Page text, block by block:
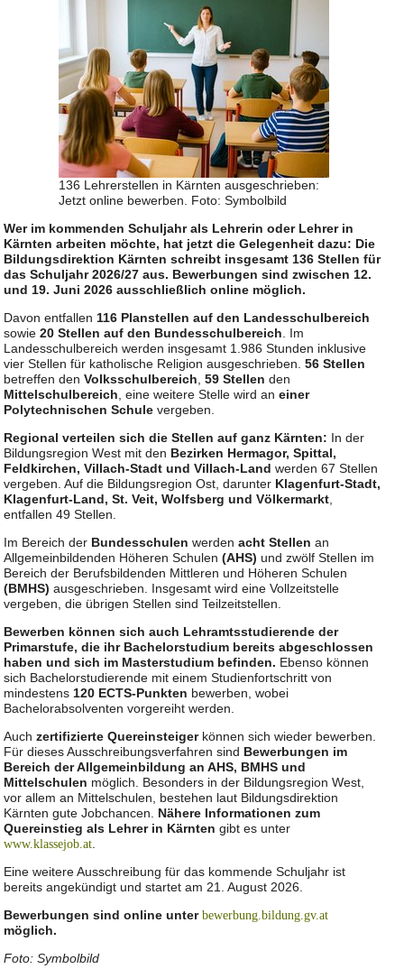
136 Lehrerstellen in Kärnten ausgeschrieben:
Jetzt online bewerben. Foto: Symbolbild
Wer im kommenden Schuljahr als Lehrerin oder Lehrer in
Kärnten arbeiten möchte, hat jetzt die Gelegenheit dazu: Die
Bildungsdirektion Kärnten schreibt insgesamt 136 Stellen für
das Schuljahr 2026/27 aus. Bewerbungen sind zwischen 12.
und 19. Juni 2026 ausschließlich online möglich.
Davon entfallen116 Planstellen auf den Landesschulbereich
sowie20 Stellen auf den Bundesschulbereich. Im
Landesschulbereich werden insgesamt 1.986 Stunden inklusive
vier Stellen für katholische Religion ausgeschrieben.56 Stellen
betreffen denVolksschulbereich,59 Stellen den
Mittelschulbereich, eine weitere Stelle wird aneiner
Polytechnischen Schule vergeben.
Regional verteilen sich die Stellen auf ganz Kärnten: In der
Bildungsregion West mit den Bezirken Hermagor, Spittal,
Feldkirchen, Villach-Stadt und Villach-Land werden 67 Stellen
vergeben. Auf die Bildungsregion Ost, darunter Klagenfurt-Stadt,
Klagenfurt-Land, St. Veit, Wolfsberg und Völkermarkt,
entfallen 49 Stellen.
Im Bereich der Bundesschulen werdenacht Stellen an
Allgemeinbildenden Höheren Schulen(AHS) und zwölf Stellen im
Bereich der Berufsbildenden Mittleren und Höheren Schulen
(BMHS) ausgeschrieben. Insgesamt wird eine Vollzeitstelle
vergeben, die übrigen Stellen sind Teilzeitstellen.
Bewerben können sich auch Lehramtsstudierende der
Primarstufe, die ihr Bachelorstudium bereits abgeschlossen
haben und sich im Masterstudium befinden. Ebenso können
sich Bachelorstudierende mit einem Studienfortschritt von
mindestens120 ECTS-Punkten bewerben, wobei
Bachelorabsolventen vorgereiht werden.
Auchzertifizierte Quereinsteiger können sich wieder bewerben.
Für dieses Ausschreibungsverfahren sind Bewerbungen im
Bereich der Allgemeinbildung an AHS, BMHS und
Mittelschulen möglich. Besonders in der Bildungsregion West,
vor allem an Mittelschulen, bestehen laut Bildungsdirektion
Kärnten gute Jobchancen. Nähere Informationen zum
Quereinstieg als Lehrer in Kärnten gibt es unter
www.klassejob.at.
Eine weitere Ausschreibung für das kommende Schuljahr ist
bereits angekündigt und startet am 21. August 2026.
Bewerbungen sind online unterbewerbung.bildung.gv.at
möglich.
Foto: Symbolbild